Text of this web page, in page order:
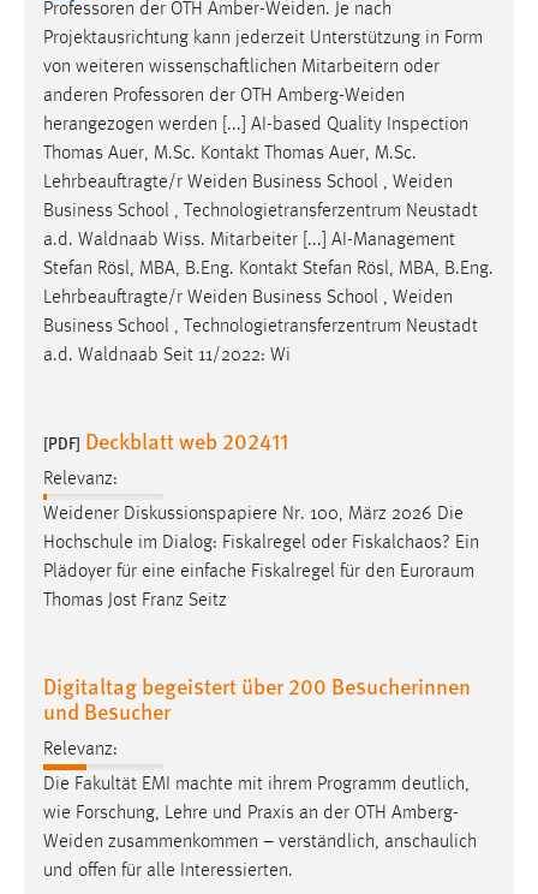
Professoren der OTH Amber-Weiden. Je nach
Projektausrichtung kann jederzeit Unterstützung in Form
von weiteren wissenschaftlichen Mitarbeitern oder
anderen Professoren der OTH Amberg-Weiden
herangezogen werden [...] AI-based Quality Inspection
Thomas Auer, M.Sc. Kontakt Thomas Auer, M.Sc.
Lehrbeauftragte/r Weiden Business School , Weiden
Business School , Technologietransferzentrum Neustadt
a.d. Waldnaab Wiss. Mitarbeiter [...] AI-Management
Stefan Rösl, MBA, B.Eng. Kontakt Stefan Rösl, MBA, B.Eng.
Lehrbeauftragte/r Weiden Business School , Weiden
Business School , Technologietransferzentrum Neustadt
a.d. Waldnaab Seit 11/2022: Wi
[PDF] Deckblatt web 202411
Relevanz:
Weidener Diskussionspapiere Nr. 100, März 2026 Die
Hochschule im Dialog: Fiskalregel oder Fiskalchaos? Ein
Plädoyer für eine einfache Fiskalregel für den Euroraum
Thomas Jost Franz Seitz
Digitaltag begeistert über 200 Besucherinnen
und Besucher
Relevanz:
Die Fakultät EMI machte mit ihrem Programm deutlich,
wie Forschung, Lehre und Praxis an der OTH Amberg-
Weiden zusammenkommen – verständlich, anschaulich
und offen für alle Interessierten.